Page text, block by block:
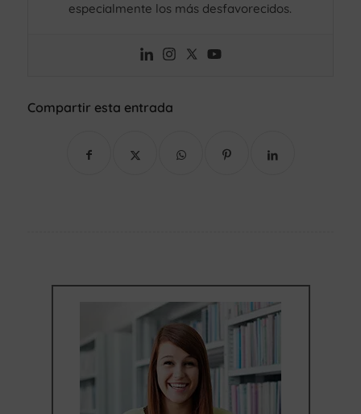
especialmente los más desfavorecidos.
Compartir esta entrada